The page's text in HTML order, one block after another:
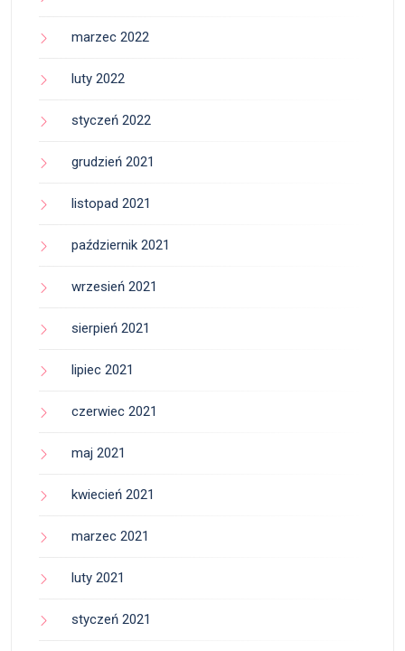
marzec 2022
luty 2022
styczeń 2022
grudzień 2021
listopad 2021
październik 2021
wrzesień 2021
sierpień 2021
lipiec 2021
czerwiec 2021
maj 2021
kwiecień 2021
marzec 2021
luty 2021
styczeń 2021